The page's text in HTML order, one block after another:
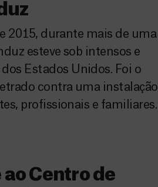
2015, durante mais de uma
esteve sob intensos e
Estados Unidos. Foi o
contra uma instalação
profissionais e familiares.
ao Centro de